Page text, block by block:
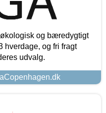
og bæredygtigt
hverdage, og fri fragt
udvalg.